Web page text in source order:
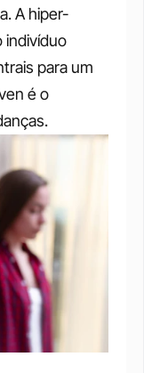
A hiper-
indivíduo
para um
é o